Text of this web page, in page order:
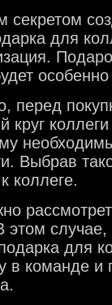
секретом
для
перед
круг
Выбрав
коллеге.
этом случае,
для
в команде и